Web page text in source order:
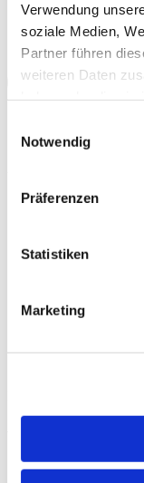
Verwendung
soziale Medien,
Partner führen
weiteren Daten
Selection
Notwendig
Präferenzen
Statistiken
Marketing
Stufenlose
Das beliebte
verstellen.
Drehtüren mit
sanftes und leises
Massblatt